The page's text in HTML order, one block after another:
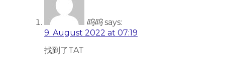
呜呜 says:
9. August 2022 at 07:19
找到了TAT